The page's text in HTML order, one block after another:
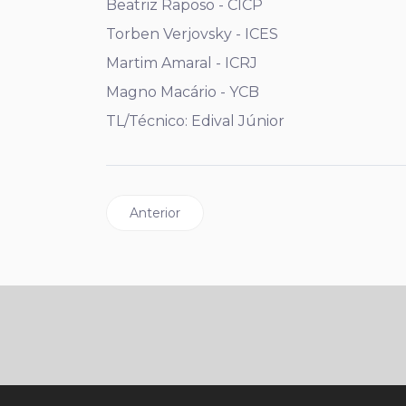
Beatriz Raposo - CICP
Torben Verjovsky - ICES
Martim Amaral - ICRJ
Magno Macário - YCB
TL/Técnico: Edival Júnior
Artigo anterior: Bicampeões Sul-
Anterior